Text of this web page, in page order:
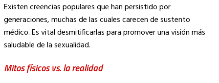
Existen creencias populares que han persistido por
generaciones, muchas de las cuales carecen de sustento
médico. Es vital desmitificarlas para promover una visión más
saludable de la sexualidad.
Mitos físicos vs. la realidad